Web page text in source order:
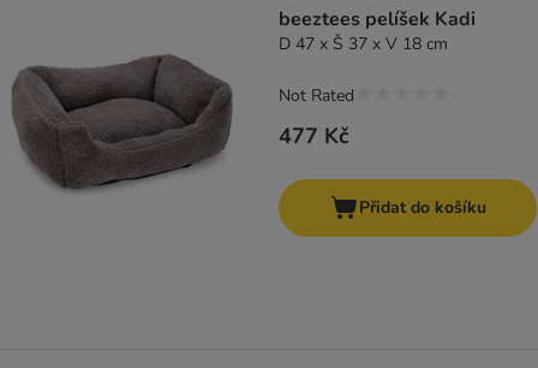
beeztees pelíšek Kadi
D 47 x Š 37 x V 18 cm
477 Kč
Not Rated
Přidat do košíku